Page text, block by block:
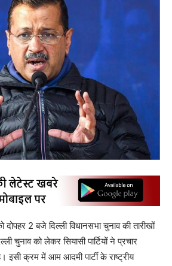
2 बजे दिल्ली विधानसभा चुनाव की तारीखों
चुनाव को लेकर सियासी पार्टियों ने प्रचार
इसी क्रम में आम आदमी पार्टी के राष्ट्रीय